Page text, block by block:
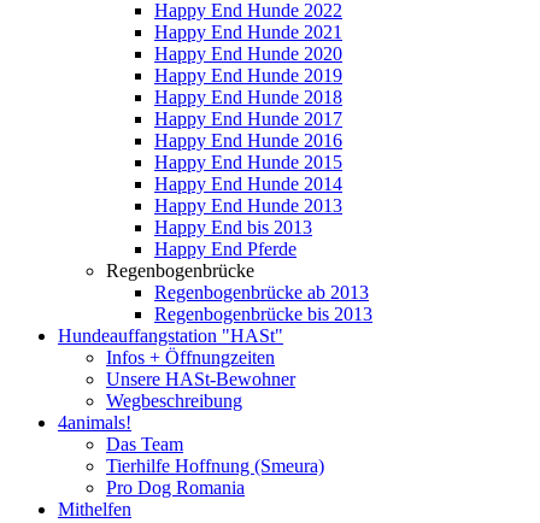
Happy End Hunde 2022
Happy End Hunde 2021
Happy End Hunde 2020
Happy End Hunde 2019
Happy End Hunde 2018
Happy End Hunde 2017
Happy End Hunde 2016
Happy End Hunde 2015
Happy End Hunde 2014
Happy End Hunde 2013
Happy End bis 2013
Happy End Pferde
Regenbogenbrücke
Regenbogenbrücke ab 2013
Regenbogenbrücke bis 2013
Hundeauffangstation "HASt"
Infos + Öffnungzeiten
Unsere HASt-Bewohner
Wegbeschreibung
4animals!
Das Team
Tierhilfe Hoffnung (Smeura)
Pro Dog Romania
Mithelfen